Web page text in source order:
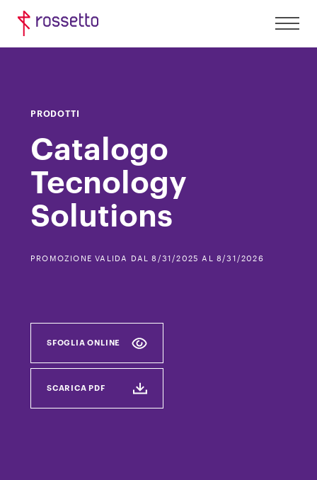
PRODOTTI
Catalogo
Tecnology
Solutions
PROMOZIONE VALIDA DAL 8/31/2025 AL 8/31/2026
SFOGLIA ONLINE
SCARICA PDF